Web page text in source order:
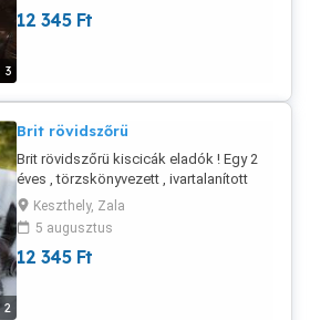
3
12 345 Ft
2
Brit rövidszőrü
Brit rövidszőrü kiscicák eladók ! Egy 2
éves , törzskönyvezett , ivartalanított
lánycica elvihető , örökbefogatható !
Keszthely, Zala
5 augusztus
12 345 Ft